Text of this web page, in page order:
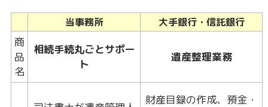
当事務所 大手銀行・信託銀行
商
品
名
相続手続丸ごとサポー
ト
遺産整理業務
財産目録の作成、預金・